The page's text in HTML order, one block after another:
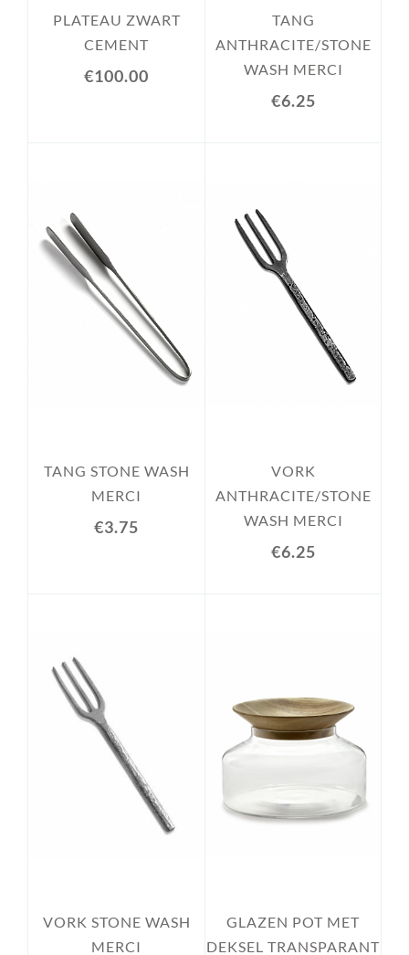
PLATEAU ZWART
CEMENT
€100.00
TANG
ANTHRACITE/STONE
WASH MERCI
€6.25
TANG STONE WASH
MERCI
€3.75
VORK
ANTHRACITE/STONE
WASH MERCI
€6.25
VORK STONE WASH
MERCI
GLAZEN POT MET
DEKSEL TRANSPARANT